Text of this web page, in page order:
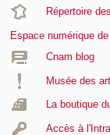
Répertoire
Espace numérique
Cnam blog
Musée des
La boutique
Accès à